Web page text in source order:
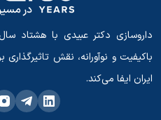
داروسازی دکتر عبیدی با هشتاد سال
باکیفیت و نوآورانه، نقش تاثیرگذاری
ایران ایفا می‌کند.